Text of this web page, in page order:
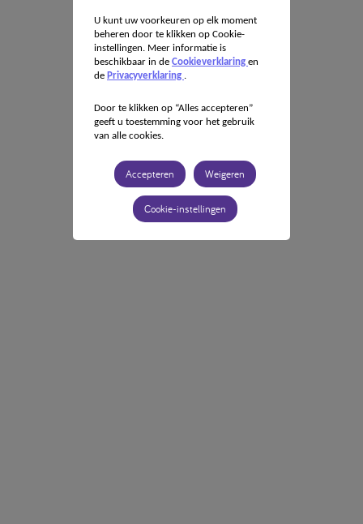
U kunt uw voorkeuren op elk moment
beheren door te klikken op Cookie-
instellingen. Meer informatie is
beschikbaar in de Cookieverklaring en
de Privacyverklaring .
Door te klikken op “Alles accepteren”
geeft u toestemming voor het gebruik
van alle cookies.
Accepteren Weigeren
Cookie-instellingen